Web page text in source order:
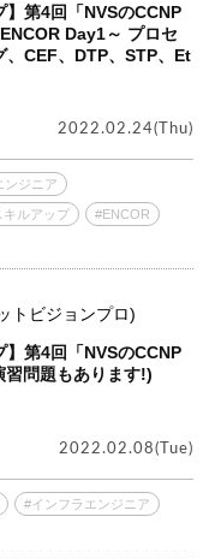
】第4回「NVSのCCNP
Day1～ プロセ
、CEF、DTP、STP、Et
2022.02.24(Thu)
ンジニア
キルアップ #ENCOR
トビジョンプロ)
】第4回「NVSのCCNP
習問題もあります!)
2022.02.08(Tue)
#インフラエンジニア